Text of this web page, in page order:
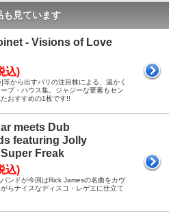
も見ています
- Visions of Love
込)
から出すパリの注目株による、温かく
プ・ハウス集。ジャジーな要素もセン
おすすめの1枚です!!
meets Dub
featuring Jolly
Freak
込)
ンドが今回はRick Jamesの名曲をカヴ
らナイスなディスコ・レゲエに仕立て